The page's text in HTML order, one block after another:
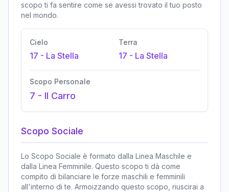
scopo ti fa sentire come se avessi trovato il tuo posto
nel mondo.
Cielo
17 - La Stella
Terra
17 - La Stella
Scopo Personale
7 - Il Carro
Scopo Sociale
Lo Scopo Sociale è formato dalla Linea Maschile e
dalla Linea Femminile. Questo scopo ti dà come
compito di bilanciare le forze maschili e femminili
all'interno di te. Armoizzando questo scopo, riuscirai a